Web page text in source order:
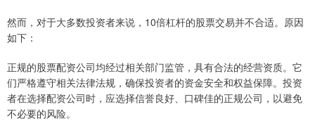
然而，对于大多数投资者来说，10倍杠杆的股票交易并不合适。原因
如下：
正规的股票配资公司均经过相关部门监管，具有合法的经营资质。它
们严格遵守相关法律法规，确保投资者的资金安全和权益保障。投资
者在选择配资公司时，应选择信誉良好、口碑佳的正规公司，以避免
不必要的风险。